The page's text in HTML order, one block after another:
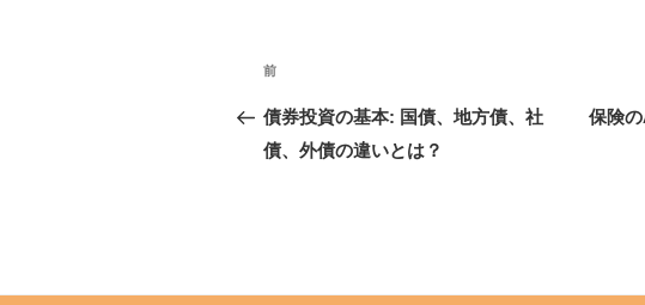
前
債券投資の基本: 国債、地方債、社
債、外債の違いとは？
保険